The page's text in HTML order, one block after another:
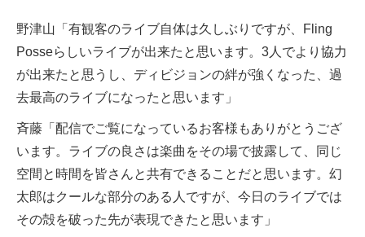
野津山「有観客のライブ自体は久しぶりですが、Fling
Posseらしいライブが出来たと思います。3人でより協力
が出来たと思うし、ディビジョンの絆が強くなった、過
去最高のライブになったと思います」
斉藤「配信でご覧になっているお客様もありがとうござ
います。ライブの良さは楽曲をその場で披露して、同じ
空間と時間を皆さんと共有できることだと思います。幻
太郎はクールな部分のある人ですが、今日のライブでは
その殻を破った先が表現できたと思います」